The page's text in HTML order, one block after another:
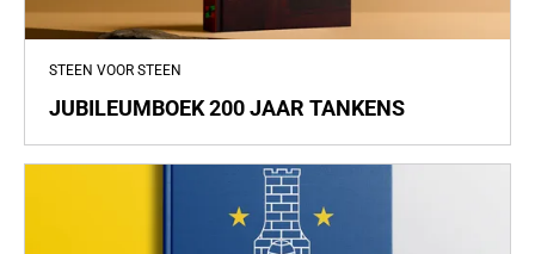
STEEN VOOR STEEN
JUBILEUMBOEK 200 JAAR TANKENS